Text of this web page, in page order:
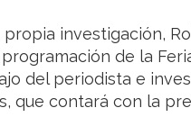
investigación,
de la
del periodista e
que contará con la